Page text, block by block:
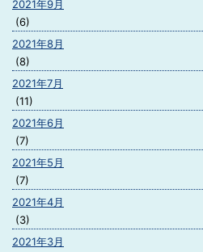
2021年9月
(6)
2021年8月
(8)
2021年7月
(11)
2021年6月
(7)
2021年5月
(7)
2021年4月
(3)
2021年3月